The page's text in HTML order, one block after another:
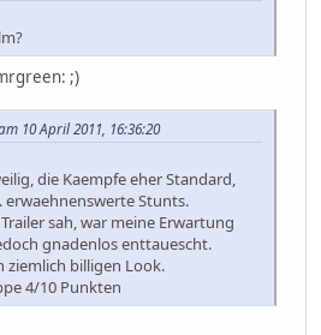
;)
10 April 2011, 16:36:20
die Kaempfe eher Standard,
erwaehnenswerte Stunts.
sah, war meine Erwartung
gnadenlos enttauescht.
ziemlich billigen Look.
4/10 Punkten